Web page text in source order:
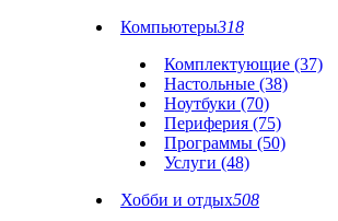
Компьютеры318
Комплектующие (37)
Настольные (38)
Ноутбуки (70)
Периферия (75)
Программы (50)
Услуги (48)
Хобби и отдых508